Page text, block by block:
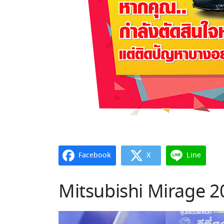
Facebook X Line
Mitsubishi Mirage